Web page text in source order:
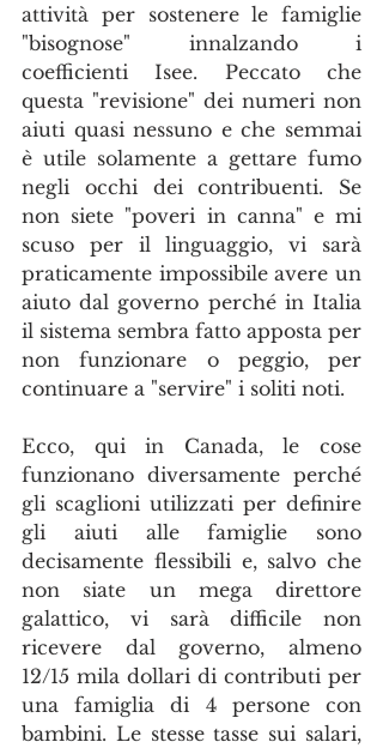
attività per sostenere le famiglie
"bisognose" innalzando i
coefficienti Isee. Peccato che
questa "revisione" dei numeri non
aiuti quasi nessuno e che semmai
è utile solamente a gettare fumo
negli occhi dei contribuenti. Se
non siete "poveri in canna" e mi
scuso per il linguaggio, vi sarà
praticamente impossibile avere un
aiuto dal governo perché in Italia
il sistema sembra fatto apposta per
non funzionare o peggio, per
continuare a "servire" i soliti noti.
Ecco, qui in Canada, le cose
funzionano diversamente perché
gli scaglioni utilizzati per definire
gli aiuti alle famiglie sono
decisamente flessibili e, salvo che
non siate un mega direttore
galattico, vi sarà difficile non
ricevere dal governo, almeno
12/15 mila dollari di contributi per
una famiglia di 4 persone con
bambini. Le stesse tasse sui salari,